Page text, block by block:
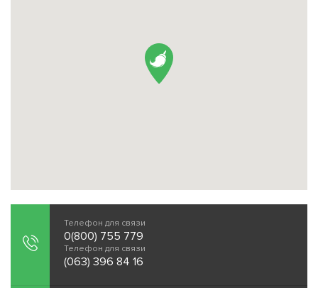
Телефон для связи
0(800) 755 779
Телефон для связи
(063) 396 84 16